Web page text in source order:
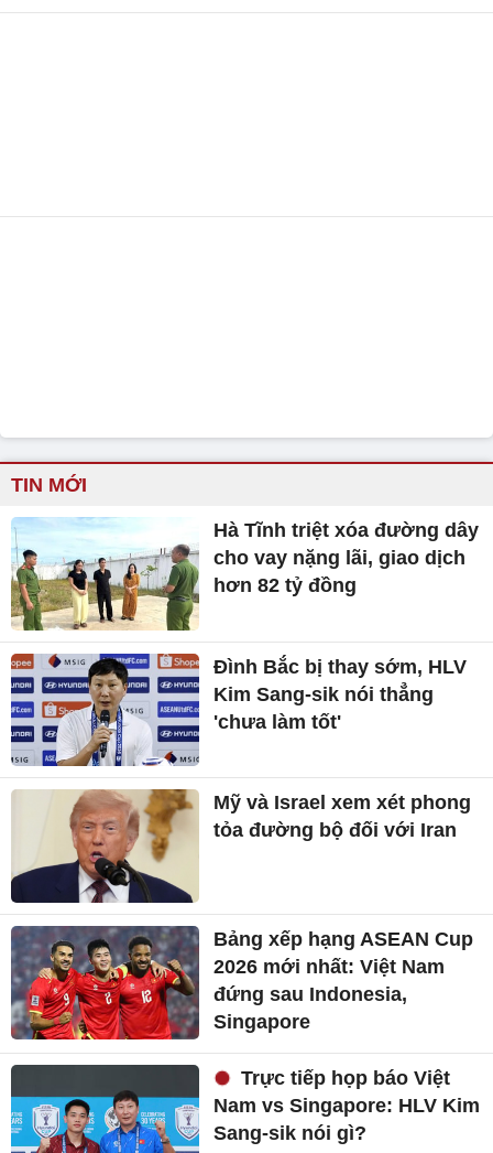
TIN MỚI
Hà Tĩnh triệt xóa đường dây
cho vay nặng lãi, giao dịch
hơn 82 tỷ đồng
Đình Bắc bị thay sớm, HLV
Kim Sang-sik nói thẳng
'chưa làm tốt'
Mỹ và Israel xem xét phong
tỏa đường bộ đối với Iran
Bảng xếp hạng ASEAN Cup
2026 mới nhất: Việt Nam
đứng sau Indonesia,
Singapore
Trực tiếp họp báo Việt
Nam vs Singapore: HLV Kim
Sang-sik nói gì?